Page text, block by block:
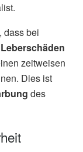
dass bei
Leberschäden
zeitweisen
Dies ist
des